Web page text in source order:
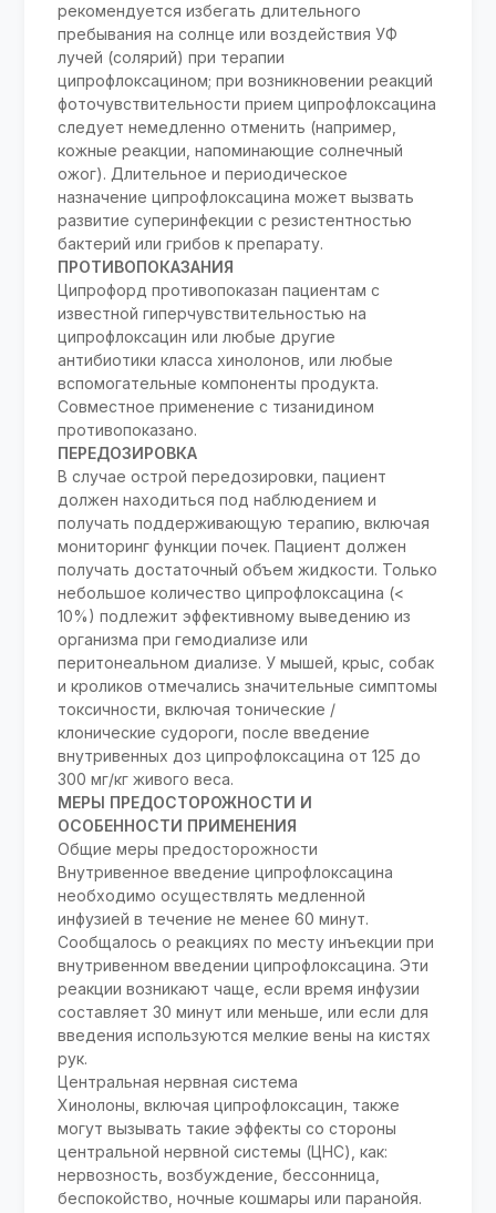
рекомендуется избегать длительного
пребывания на солнце или воздействия УФ
лучей (солярий) при терапии
ципрофлоксацином; при возникновении реакций
фоточувствительности прием ципрофлоксацина
следует немедленно отменить (например,
кожные реакции, напоминающие солнечный
ожог). Длительное и периодическое
назначение ципрофлоксацина может вызвать
развитие суперинфекции с резистентностью
бактерий или грибов к препарату.
ПРОТИВОПОКАЗАНИЯ
Ципрофорд противопоказан пациентам с
известной гиперчувствительностью на
ципрофлоксацин или любые другие
антибиотики класса хинолонов, или любые
вспомогательные компоненты продукта.
Совместное применение с тизанидином
противопоказано.
ПЕРЕДОЗИРОВКА
В случае острой передозировки, пациент
должен находиться под наблюдением и
получать поддерживающую терапию, включая
мониторинг функции почек. Пациент должен
получать достаточный объем жидкости. Только
небольшое количество ципрофлоксацина (<
10%) подлежит эффективному выведению из
организма при гемодиализе или
перитонеальном диализе. У мышей, крыс, собак
и кроликов отмечались значительные симптомы
токсичности, включая тонические /
клонические судороги, после введение
внутривенных доз ципрофлоксацина от 125 до
300 мг/кг живого веса.
МЕРЫ ПРЕДОСТОРОЖНОСТИ И
ОСОБЕННОСТИ ПРИМЕНЕНИЯ
Общие меры предосторожности
Внутривенное введение ципрофлоксацина
необходимо осуществлять медленной
инфузией в течение не менее 60 минут.
Сообщалось о реакциях по месту инъекции при
внутривенном введении ципрофлоксацина. Эти
реакции возникают чаще, если время инфузии
составляет 30 минут или меньше, или если для
введения используются мелкие вены на кистях
рук.
Центральная нервная система
Хинолоны, включая ципрофлоксацин, также
могут вызывать такие эффекты со стороны
центральной нервной системы (ЦНС), как:
нервозность, возбуждение, бессонница,
беспокойство, ночные кошмары или паранойя.